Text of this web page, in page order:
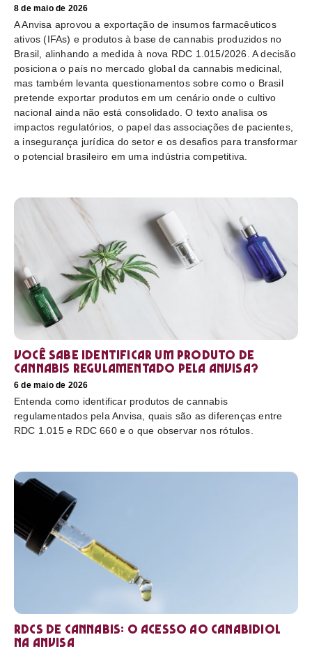
8 de maio de 2026
A Anvisa aprovou a exportação de insumos farmacêuticos
ativos (IFAs) e produtos à base de cannabis produzidos no
Brasil, alinhando a medida à nova RDC 1.015/2026. A decisão
posiciona o país no mercado global da cannabis medicinal,
mas também levanta questionamentos sobre como o Brasil
pretende exportar produtos em um cenário onde o cultivo
nacional ainda não está consolidado. O texto analisa os
impactos regulatórios, o papel das associações de pacientes,
a insegurança jurídica do setor e os desafios para transformar
o potencial brasileiro em uma indústria competitiva.
Você sabe identificar um produto de
cannabis regulamentado pela Anvisa?
6 de maio de 2026
Entenda como identificar produtos de cannabis
regulamentados pela Anvisa, quais são as diferenças entre
RDC 1.015 e RDC 660 e o que observar nos rótulos.
RDCs de cannabis: o acesso ao canabidiol
na Anvisa